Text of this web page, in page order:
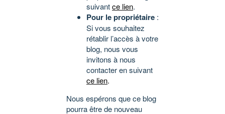
suivantce lien.
Pour le propriétaire :
Si vous souhaitez
rétablir l’accès à votre
blog, nous vous
invitons à nous
contacter en suivant
ce lien.
Nous espérons que ce blog
pourra être de nouveau